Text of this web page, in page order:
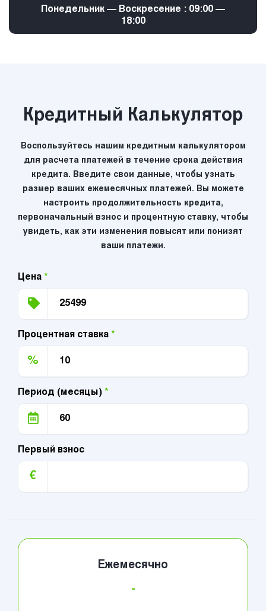
Понедельник — Воскресение : 09:00 —
18:00
Кредитный Калькулятор
Воспользуйтесь нашим кредитным калькулятором
для расчета платежей в течение срока действия
кредита. Введите свои данные, чтобы узнать
размер ваших ежемесячных платежей. Вы можете
настроить продолжительность кредита,
первоначальный взнос и процентную ставку, чтобы
увидеть, как эти изменения повысят или понизят
ваши платежи.
Цена *
Процентная ставка *
%
Период (месяцы) *
Первый взнос
€
Ежемесячно
-